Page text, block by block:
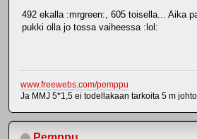
492 ekalla :mrgreen:, 605 toisella... Aika
pukki olla jo tossa vaiheessa :lol:
www.freewebs.com/pemppu
Ja MMJ 5*1,5 ei todellakaan tarkoita 5 m